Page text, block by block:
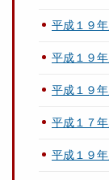
平成１９
平成１９
平成１９
平成１７
平成１９